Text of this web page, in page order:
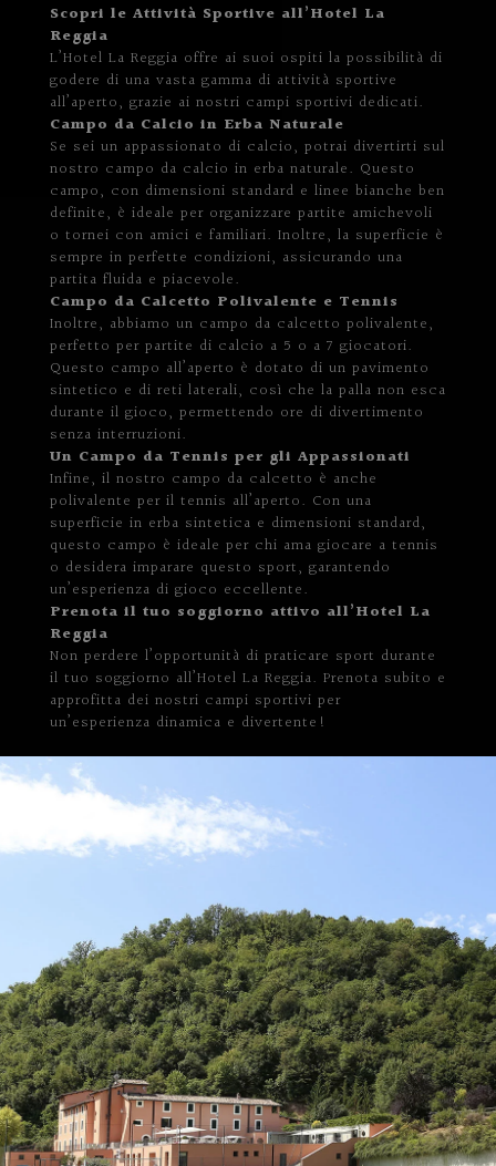
Scopri le Attività Sportive all’Hotel La
Reggia
L’Hotel La Reggia offre ai suoi ospiti la possibilità di
godere di una vasta gamma di attività sportive
all’aperto, grazie ai nostri campi sportivi dedicati.
Campo da Calcio in Erba Naturale
Se sei un appassionato di calcio, potrai divertirti sul
nostro campo da calcio in erba naturale. Questo
campo, con dimensioni standard e linee bianche ben
definite, è ideale per organizzare partite amichevoli
o tornei con amici e familiari. Inoltre, la superficie è
sempre in perfette condizioni, assicurando una
partita fluida e piacevole.
Campo da Calcetto Polivalente e Tennis
Inoltre, abbiamo un campo da calcetto polivalente,
perfetto per partite di calcio a 5 o a 7 giocatori.
Questo campo all’aperto è dotato di un pavimento
sintetico e di reti laterali, così che la palla non esca
durante il gioco, permettendo ore di divertimento
senza interruzioni.
Un Campo da Tennis per gli Appassionati
Infine, il nostro campo da calcetto è anche
polivalente per il tennis all’aperto. Con una
superficie in erba sintetica e dimensioni standard,
questo campo è ideale per chi ama giocare a tennis
o desidera imparare questo sport, garantendo
un’esperienza di gioco eccellente.
Prenota il tuo soggiorno attivo all’Hotel La
Reggia
Non perdere l’opportunità di praticare sport durante
il tuo soggiorno all’Hotel La Reggia. Prenota subito e
approfitta dei nostri campi sportivi per
un’esperienza dinamica e divertente!